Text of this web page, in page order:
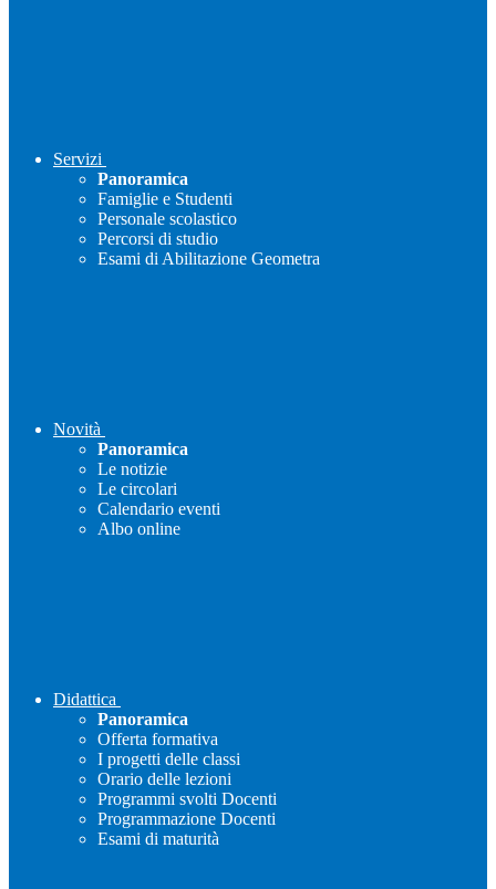
Servizi
Panoramica
Famiglie e Studenti
Personale scolastico
Percorsi di studio
Esami di Abilitazione Geometra
Novità
Panoramica
Le notizie
Le circolari
Calendario eventi
Albo online
Didattica
Panoramica
Offerta formativa
I progetti delle classi
Orario delle lezioni
Programmi svolti Docenti
Programmazione Docenti
Esami di maturità